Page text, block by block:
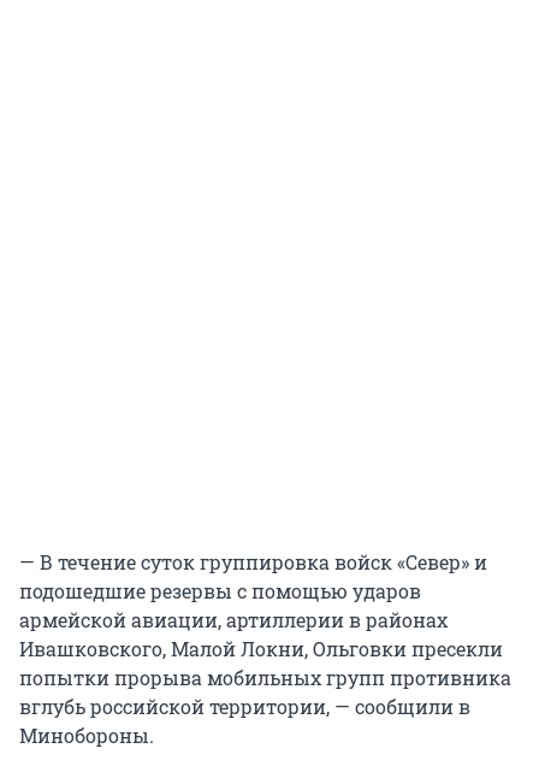
— В течение суток группировка войск «Север» и
подошедшие резервы с помощью ударов
армейской авиации, артиллерии в районах
Ивашковского, Малой Локни, Ольговки пресекли
попытки прорыва мобильных групп противника
вглубь российской территории, — сообщили в
Минобороны.